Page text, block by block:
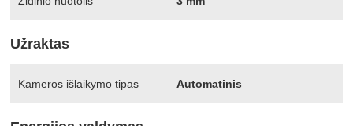
Užraktas
Kameros išlaikymo tipas Automatinis